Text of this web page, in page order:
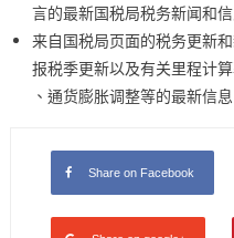
言的最新国税局税务新闻和信
来自国税局页面的税务更新
报税季更新以及有关里程计
、通货膨胀调整等的最新信息
Share on Facebook